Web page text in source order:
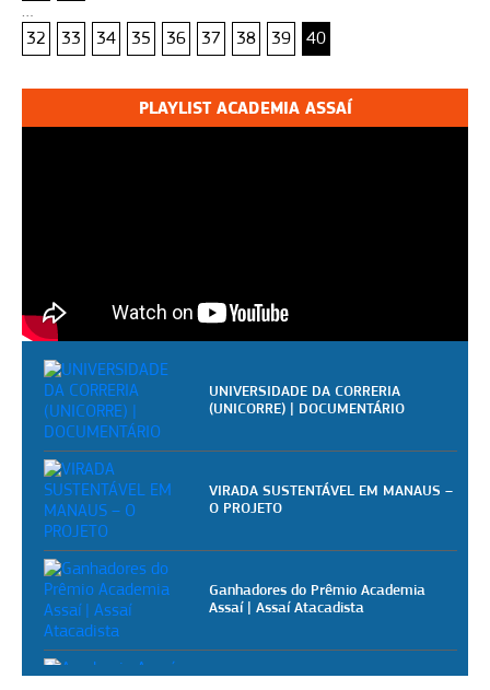
…
32
33 34 35 36 37 38 39 40
PLAYLIST ACADEMIA ASSAÍ
UNIVERSIDADE DA CORRERIA
(UNICORRE) | DOCUMENTÁRIO
VIRADA SUSTENTÁVEL EM MANAUS –
O PROJETO
Ganhadores do Prêmio Academia
Assaí | Assaí Atacadista
Academia Assaí - Vídeoaulas